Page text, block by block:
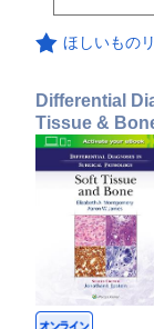
ほしいもの
Differential
Tissue &